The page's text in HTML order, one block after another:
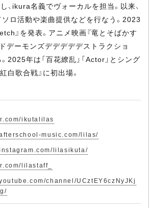
、ikura名義でヴォーカルを担当。以来、
ロ活動や楽曲提供などを行なう。2023
』を発表。アニメ映画『竜とそばかす
デーモンズデデデデデストラクショ
2025年は「百花繚乱」「Actor」とシング
白歌合戦』に初出場。
ikutalilas
music.com/lilas/
lilasikuta/
lilastaff_
channel/UCztEY6czNyJKj